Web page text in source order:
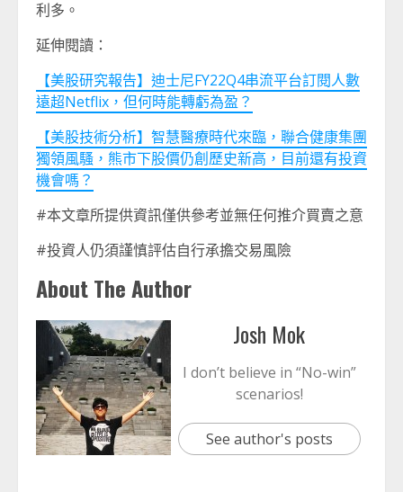
利多。
延伸閱讀：
【美股研究報告】迪士尼FY22Q4串流平台訂閱人數
遠超Netflix，但何時能轉虧為盈？
【美股技術分析】智慧醫療時代來臨，聯合健康集團
獨領風騷，熊市下股價仍創歷史新高，目前還有投資
機會嗎？
#本文章所提供資訊僅供參考並無任何推介買賣之意
#投資人仍須謹慎評估自行承擔交易風險
About The Author
Josh Mok
I don’t believe in “No-win”
scenarios!
See author's posts